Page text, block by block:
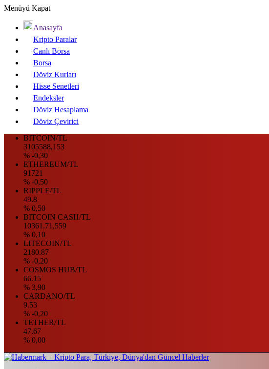
Menüyü Kapat
Anasayfa
Kripto Paralar
Canlı Borsa
Borsa
Döviz Kurları
Hisse Senetleri
Endeksler
Döviz Hesaplama
Döviz Çevirici
BITCOIN/TL
3105588,153
% -0,30
ETHEREUM/TL
91721
% -0,50
RIPPLE/TL
49.8
% 0,50
BITCOIN CASH/TL
10361.71,559
% 0,10
LITECOIN/TL
2180.87
% -0,20
COSMOS HUB/TL
66.15
% 3,90
CARDANO/TL
9.53
% -0,20
TETHER/TL
47.67
% 0,00